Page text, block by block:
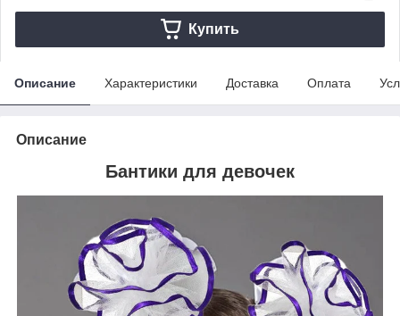
Купить
Описание Характеристики Доставка Оплата
Описание
Бантики для девочек